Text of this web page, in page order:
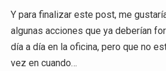
Y para finalizar este post, me
algunas acciones que ya deberían
día a día en la oficina, pero que no
vez en cuando…